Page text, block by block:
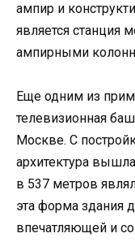
ампир и
является станция
ампирными
Еще одним из
телевизионная
Москве. С
архитектура
в 537 метров
эта форма здания
впечатляющей и